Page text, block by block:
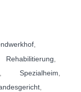
,
Rehabilitierung
Spezialheim
,